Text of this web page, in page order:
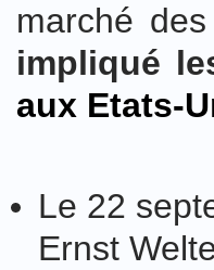
marché
impliqué
aux Etats-
Le 22
Ernst